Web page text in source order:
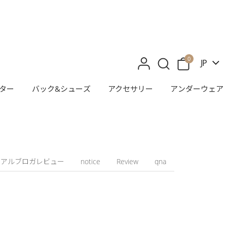
0 JP
ー バック&シューズ アクセサリー アンダーウェア
アルブロガレビュー notice Review qna